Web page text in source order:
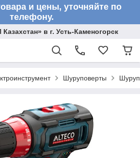
и цены, уточняйте по
телефону.
в г. Усть-Каменогорск
Шуруповерты